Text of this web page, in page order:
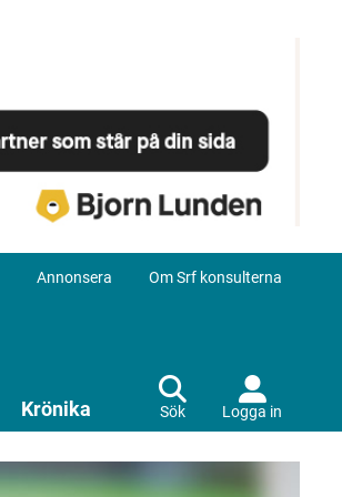
Annonsera Om Srf konsulterna
Krönika Sök Logga in